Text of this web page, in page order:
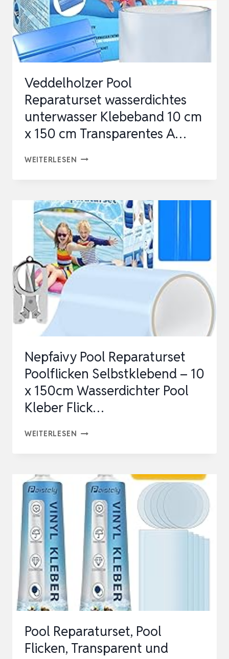
Veddelholzer Pool
Reparaturset wasserdichtes
unterwasser Klebeband 10 cm
x 150 cm Transparentes A…
WEITERLESEN VEDDELHOLZER
WASSERDICHTES
UNTERWASSER
KLEBEBAND
10
CM
Nepfaivy Pool Reparaturset
Poolflicken Selbstklebend – 10
x 150cm Wasserdichter Pool
Kleber Flick…
WEITERLESEN NEPFAIVY
POOLFLICKEN
SELBSTKLEBEND
10
150CM
WASSERDICHTER
POOL
KLEBER
Pool Reparaturset, Pool
Flicken, Transparent und